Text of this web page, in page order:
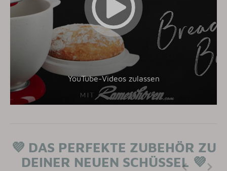
YouTube-Videos zulassen
💜 DAS PERFEKTE ZUBEHÖR ZU
DEINER NEUEN SCHÜSSEL 💜